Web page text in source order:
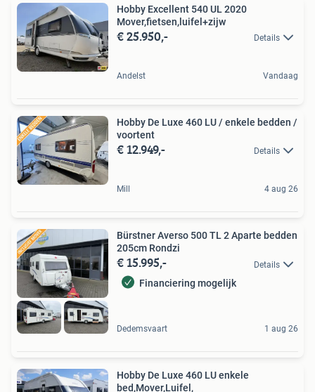
Hobby Excellent 540 UL 2020
Mover,fietsen,luifel+zijw
€ 25.950,- Details
Andelst Vandaag
Hobby De Luxe 460 LU / enkele bedden /
voortent
€ 12.949,- Details
Mill 4 aug 26
Bürstner Averso 500 TL 2 Aparte bedden
205cm Rondzi
€ 15.995,- Details
Financiering mogelijk
Dedemsvaart 1 aug 26
Hobby De Luxe 460 LU enkele
bed,Mover,Luifel,